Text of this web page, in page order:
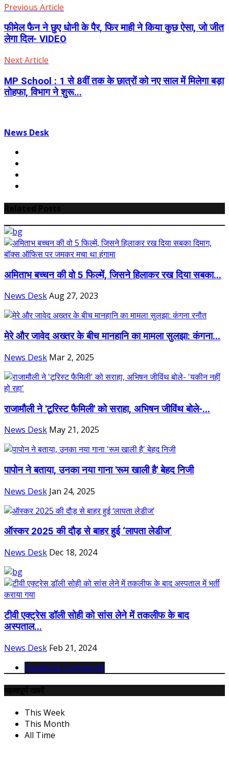
Previous Article
फीमेल फैन ने छुए धोनी के पैर, फिर माही ने किया कुछ ऐसा, जो जीत
लेगा दिल- VIDEO
Next Article
MP School : 1 से 8वीं तक के छात्रों को नए साल में मिलेगा बड़ा
तोहफा, विभाग ने शुरू...
News Desk
अमिताभ बच्चन की वो 5 फिल्में, जिसने हिलाकर रख दिया सबका...
News DeskAug 27, 2023
मेरे और जावेद अख्तर के बीच मानहानि का मामला सुलझा: कंगना...
News Desk Mar 2, 2025
राजामौली ने 'टूरिस्ट फैमिली' को सराहा, अभिषन जीविंथ बोले-...
News Desk May 21, 2025
पापोन ने बताया, उनका नया गाना 'रूम खाली है' बेहद निजी
News Desk Jan 24, 2025
ऑस्कर 2025 की दौड़ से बाहर हुई ‘लापता लेडीज’
News Desk Dec 18, 2024
टीवी एक्ट्रेस डॉली सोही को सांस लेने में तकलीफ के बाद
अस्पताल...
News Desk Feb 21, 2024
Facebook Comments
This Week
This Month
All Time